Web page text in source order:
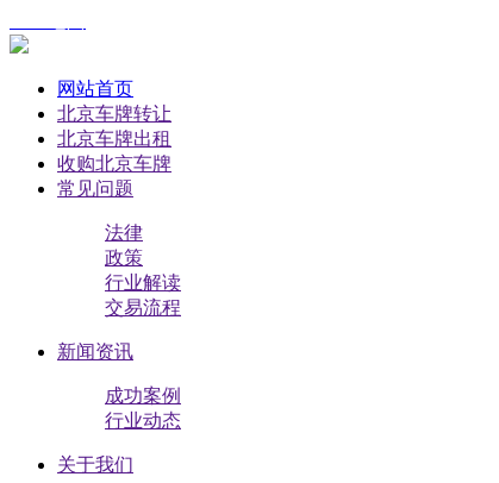
网站首页
北京车牌转让
北京车牌出租
收购北京车牌
常见问题
法律
政策
行业解读
交易流程
新闻资讯
成功案例
行业动态
关于我们